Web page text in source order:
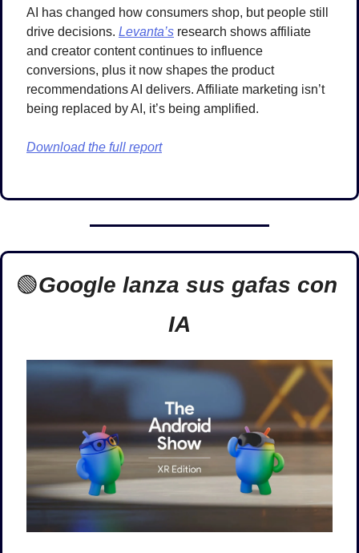
AI has changed how consumers shop, but people still
drive decisions. Levanta’s research shows affiliate
and creator content continues to influence
conversions, plus it now shapes the product
recommendations AI delivers. Affiliate marketing isn’t
being replaced by AI, it’s being amplified.
Download the full report
🟢Google lanza sus gafas con
IA